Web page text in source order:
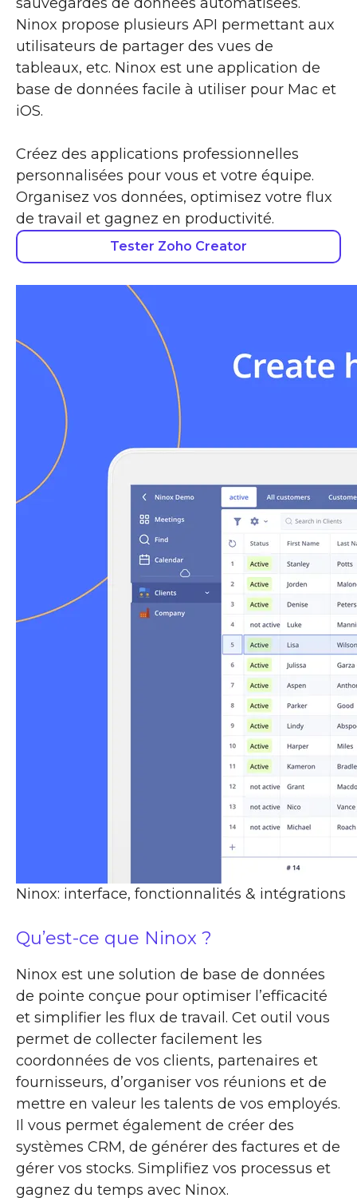
Ninox propose plusieurs API permettant aux
utilisateurs de partager des vues de
tableaux, etc. Ninox est une application de
base de données facile à utiliser pour Mac et
iOS.
Créez des applications professionnelles
personnalisées pour vous et votre équipe.
Organisez vos données, optimisez votre flux
de travail et gagnez en productivité.
Tester Zoho Creator
Ninox: interface, fonctionnalités & intégrations
Qu’est-ce que Ninox ?
Ninox est une solution de base de données
de pointe conçue pour optimiser l’efficacité
et simplifier les flux de travail. Cet outil vous
permet de collecter facilement les
coordonnées de vos clients, partenaires et
fournisseurs, d’organiser vos réunions et de
mettre en valeur les talents de vos employés.
Il vous permet également de créer des
systèmes CRM, de générer des factures et de
gérer vos stocks. Simplifiez vos processus et
gagnez du temps avec Ninox.